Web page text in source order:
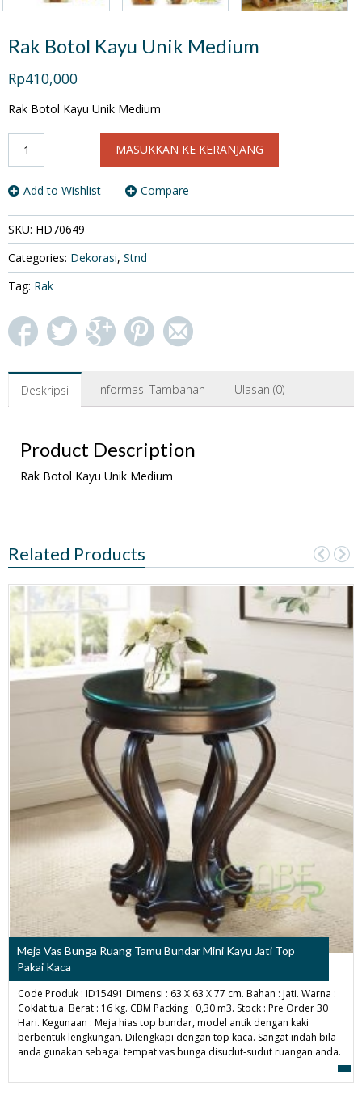
Rak Botol Kayu Unik Medium
Rp410,000
Rak Botol Kayu Unik Medium
Rak
Kayu
Medium
MASUKKAN KE KERANJANG
Add to Wishlist Compare
SKU: HD70649
Categories: Dekorasi, Stnd
Tag: Rak
Deskripsi Informasi Tambahan Ulasan (0)
Product Description
Rak Botol Kayu Unik Medium
Related Products
Meja Vas Bunga Ruang Tamu Bundar Mini Kayu Jati Top
Pakai Kaca
Code Produk : ID15491 Dimensi : 63 X 63 X 77 cm. Bahan : Jati. Warna :
Coklat tua. Berat : 16 kg. CBM Packing : 0,30 m3. Stock : Pre Order 30
Hari. Kegunaan : Meja hias top bundar, model antik dengan kaki
berbentuk lengkungan. Dilengkapi dengan top kaca. Sangat indah bila
anda gunakan sebagai tempat vas bunga disudut-sudut ruangan anda.